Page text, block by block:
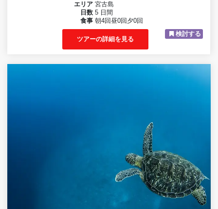
エリア 宮古島
日数 5 日間
食事 朝4回昼0回夕0回
ツアーの詳細を見る
検討する